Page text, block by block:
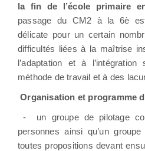
la fin de l’école primaire
passage du CM2 à la 6è
délicate pour un certain
difficultés liées à la maîtrise
l’adaptation et à
méthode de travail et à des
Organisation et programme
-
un groupe de pilotage
personnes ainsi qu’un
toutes propositions devant